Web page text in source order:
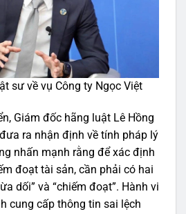
sư về vụ Công ty Ngọc Việt
Giám đốc hãng luật Lê Hồng
ra nhận định về tính pháp lý
nhấn mạnh rằng để xác định
đoạt tài sản, cần phải có hai
dối” và “chiếm đoạt”. Hành vi
cung cấp thông tin sai lệch